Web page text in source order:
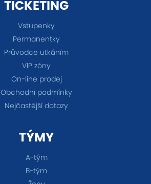
TICKETING
Vstupenky
Permanentky
Průvodce utkáním
VIP zóny
On-line prodej
Obchodní podmínky
Nejčastější dotazy
TÝMY
A-tým
B-tým